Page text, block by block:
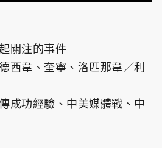
關注的事件
西韋、奎寧、洛匹那韋／利
成功經驗、中美媒體戰、中